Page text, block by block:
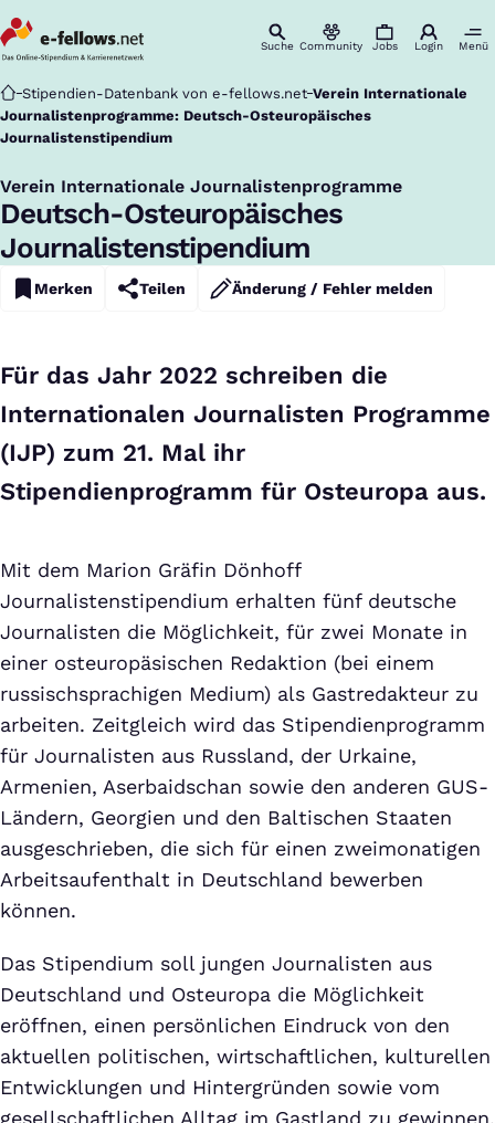
Suche Community Jobs Login Menü
Startseite
Stipendien-Datenbank von e-fellows.net Verein Internationale
Journalistenprogramme: Deutsch-Osteuropäisches
Journalistenstipendium
Verein Internationale Journalistenprogramme
:
Deutsch-Osteuropäisches
Journalistenstipendium
Merken Teilen Änderung / Fehler melden
Für das Jahr 2022 schreiben die
Internationalen Journalisten Programme
(IJP) zum 21. Mal ihr
Stipendienprogramm für Osteuropa aus.
Mit dem Marion Gräfin Dönhoff
Journalistenstipendium erhalten fünf deutsche
Journalisten die Möglichkeit, für zwei Monate in
einer osteuropäsischen Redaktion (bei einem
russischsprachigen Medium) als Gastredakteur zu
arbeiten. Zeitgleich wird das Stipendienprogramm
für Journalisten aus Russland, der Urkaine,
Armenien, Aserbaidschan sowie den anderen GUS-
Ländern, Georgien und den Baltischen Staaten
ausgeschrieben, die sich für einen zweimonatigen
Arbeitsaufenthalt in Deutschland bewerben
können.
Das Stipendium soll jungen Journalisten aus
Deutschland und Osteuropa die Möglichkeit
eröffnen, einen persönlichen Eindruck von den
aktuellen politischen, wirtschaftlichen, kulturellen
Entwicklungen und Hintergründen sowie vom
gesellschaftlichen Alltag im Gastland zu gewinnen.